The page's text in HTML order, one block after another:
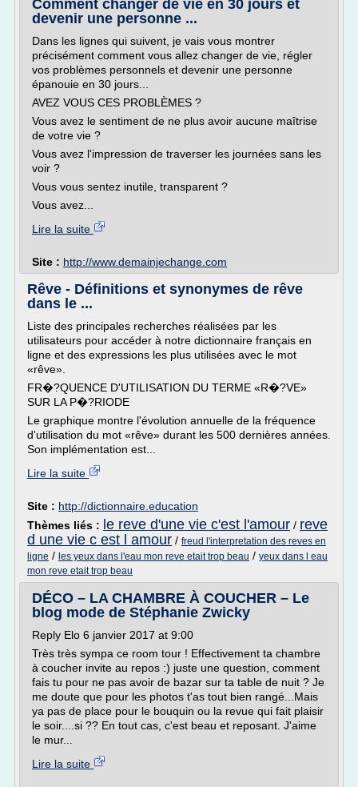
Comment changer de vie en 30 jours et
devenir une personne ...
Dans les lignes qui suivent, je vais vous montrer
précisément comment vous allez changer de vie, régler
vos problèmes personnels et devenir une personne
épanouie en 30 jours...
AVEZ VOUS CES PROBLÈMES ?
Vous avez le sentiment de ne plus avoir aucune maîtrise
de votre vie ?
Vous avez l'impression de traverser les journées sans les
voir ?
Vous vous sentez inutile, transparent ?
Vous avez...
Lire la suite
Site : http://www.demainjechange.com
Rêve - Définitions et synonymes de rêve
dans le ...
Liste des principales recherches réalisées par les
utilisateurs pour accéder à notre dictionnaire français en
ligne et des expressions les plus utilisées avec le mot
«rêve».
FR�?QUENCE D'UTILISATION DU TERME «R�?VE»
SUR LA P�?RIODE
Le graphique montre l'évolution annuelle de la fréquence
d'utilisation du mot «rêve» durant les 500 dernières années.
Son implémentation est...
Lire la suite
Site : http://dictionnaire.education
Thèmes liés : le reve d'une vie c'est l'amour / reve
d une vie c est l amour / freud l'interpretation des reves en
ligne / les yeux dans l'eau mon reve etait trop beau / yeux dans l eau
mon reve etait trop beau
DÉCO – LA CHAMBRE À COUCHER – Le
blog mode de Stéphanie Zwicky
Reply Elo 6 janvier 2017 at 9:00
Très très sympa ce room tour ! Effectivement ta chambre
à coucher invite au repos :) juste une question, comment
fais tu pour ne pas avoir de bazar sur ta table de nuit ? Je
me doute que pour les photos t'as tout bien rangé...Mais
ya pas de place pour le bouquin ou la revue qui fait plaisir
le soir....si ?? En tout cas, c'est beau et reposant. J'aime
le mur...
Lire la suite